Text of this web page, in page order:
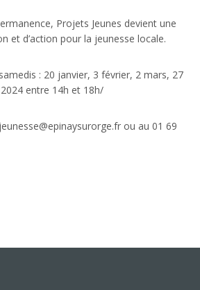
Projets Jeunes devient une
et d’action pour la jeunesse locale.
: 20 janvier, 3 février, 2 mars, 27
entre 14h et 18h/
ou au 01 69